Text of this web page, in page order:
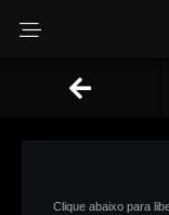
Clique abaixo para